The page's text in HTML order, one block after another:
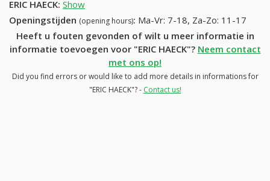
ERIC HAECK: Show
Openingstijden (opening hours): Ma-Vr: 7-18, Za-Zo: 11-17
Heeft u fouten gevonden of wilt u meer informatie in
informatie toevoegen voor "ERIC HAECK"? Neem contact
met ons op!
Did you find errors or would like to add more details in informations for
"ERIC HAECK"? - Contact us!